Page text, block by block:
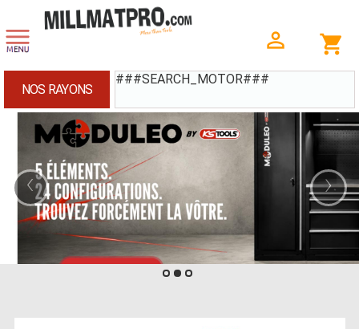
###SEARCH_MOTOR###
NOS RAYONS
‹ ›